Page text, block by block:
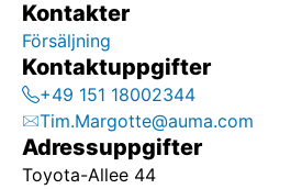
Kontakter
Försäljning
Kontaktuppgifter
+49 151 18002344
Tim.Margotte@auma.com
Adressuppgifter
Toyota-Allee 44